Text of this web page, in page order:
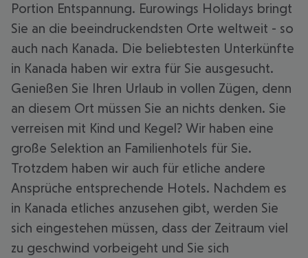
Portion Entspannung. Eurowings Holidays bringt
Sie an die beeindruckendsten Orte weltweit - so
auch nach Kanada. Die beliebtesten Unterkünfte
in Kanada haben wir extra für Sie ausgesucht.
Genießen Sie Ihren Urlaub in vollen Zügen, denn
an diesem Ort müssen Sie an nichts denken. Sie
verreisen mit Kind und Kegel? Wir haben eine
große Selektion an Familienhotels für Sie.
Trotzdem haben wir auch für etliche andere
Ansprüche entsprechende Hotels. Nachdem es
in Kanada etliches anzusehen gibt, werden Sie
sich eingestehen müssen, dass der Zeitraum viel
zu geschwind vorbeigeht und Sie sich